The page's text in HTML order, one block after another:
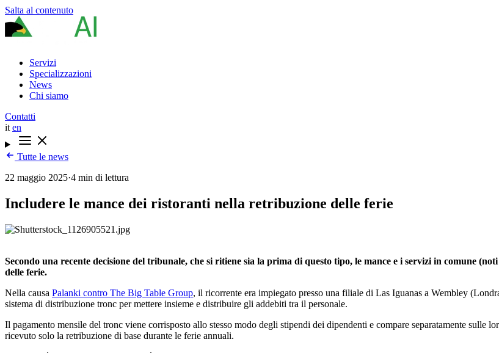
Salta al contenuto
Servizi
Specializzazioni
News
Chi siamo
Contatti
it en
Tutte le news
22 maggio 2025·4 min di lettura
Includere le mance dei ristoranti nella retribuzione delle ferie
Secondo una recente decisione del tribunale, che si ritiene sia la prima di questo tipo, le mance e i servizi in comune
delle ferie.
Nella causa Palanki contro The Big Table Group, il ricorrente era impiegato presso una filiale di Las Iguanas a Wembley
sistema di distribuzione tronc per mettere insieme e distribuire gli addebiti tra il personale.
Il pagamento mensile del tronc viene corrisposto allo stesso modo degli stipendi dei dipendenti e compare separatamente sulle
ricevuto solo la retribuzione di base durante le ferie annuali.